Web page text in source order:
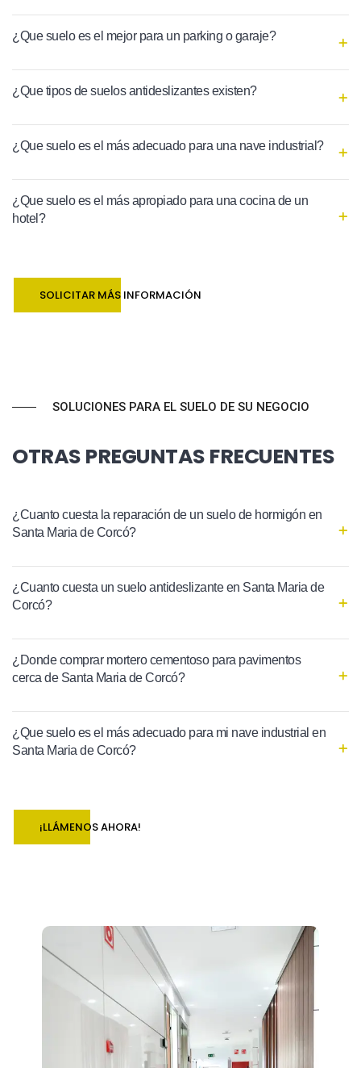
¿Que suelo es el mejor para un parking o garaje?
¿Que tipos de suelos antideslizantes existen?
¿Que suelo es el más adecuado para una nave industrial?
¿Que suelo es el más apropiado para una cocina de un
hotel?
SOLICITAR MÁS INFORMACIÓN
SOLUCIONES PARA EL SUELO DE SU NEGOCIO
OTRAS PREGUNTAS FRECUENTES
¿Cuanto cuesta la reparación de un suelo de hormigón en
Santa Maria de Corcó?
¿Cuanto cuesta un suelo antideslizante en Santa Maria de
Corcó?
¿Donde comprar mortero cementoso para pavimentos
cerca de Santa Maria de Corcó?
¿Que suelo es el más adecuado para mi nave industrial en
Santa Maria de Corcó?
¡LLÁMENOS AHORA!